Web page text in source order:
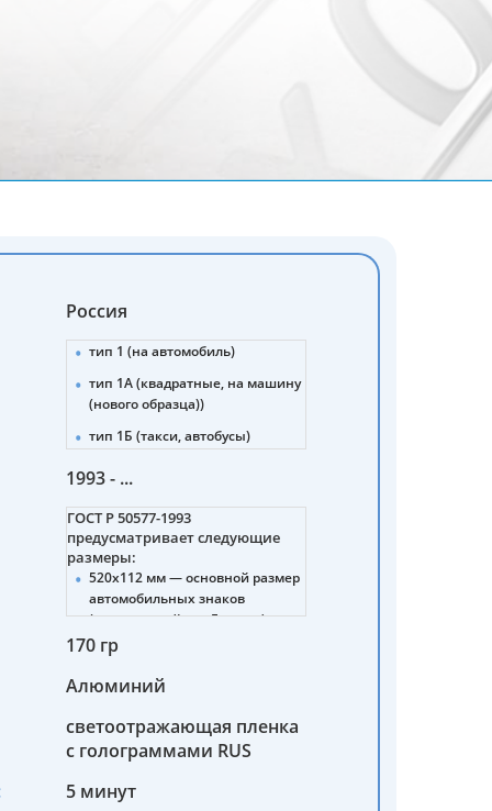
Россия
тип 1 (на автомобиль)
тип 1А (квадратные, на машину
(нового образца))
тип 1Б (такси, автобусы)
тип 2 (прицепы, полуприцепы)
тип 4 (мотоциклы (нового и
старого образца))
тип 4А (снегоболотоходы,
мотовездеходы)
тип 4Б (мопеды)
прицепы, полуприцепы)
7 (военные тракторы,
8 (военные мотоциклы,
1993 - ...
ГОСТ Р 50577-1993
предусматривает следующие
размеры:
520х112 мм — основной размер
автомобильных знаков
(стандартный для Европы).
288х206 мм — для тракторов,
прицепов.
245х185 мм — для мотоциклов,
мотороллеров, мопедов.
транспортных средств
170 гр
Алюминий
светоотражающая пленка
с голограммами RUS
5 минут